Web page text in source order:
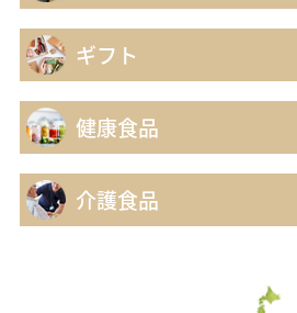
ギフト
健康食品
介護食品